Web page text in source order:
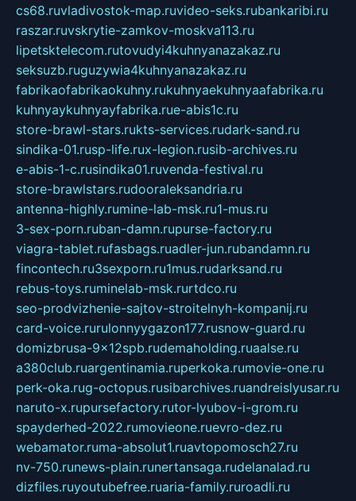
cs68.ruvladivostok-map.ruvideo-seks.rubankaribi.ru
raszar.ruvskrytie-zamkov-moskva113.ru
lipetsktelecom.rutovudyi4kuhnyanazakaz.ru
seksuzb.ruguzywia4kuhnyanazakaz.ru
fabrikaofabrikaokuhny.rukuhnyaekuhnyaafabrika.ru
kuhnyaykuhnyayfabrika.rue-abis1c.ru
store-brawl-stars.rukts-services.rudark-sand.ru
sindika-01.rusp-life.rux-legion.rusib-archives.ru
e-abis-1-c.rusindika01.ruvenda-festival.ru
store-brawlstars.rudooraleksandria.ru
antenna-highly.rumine-lab-msk.ru1-mus.ru
3-sex-porn.ruban-damn.rupurse-factory.ru
viagra-tablet.rufasbags.ruadler-jun.rubandamn.ru
fincontech.ru3sexporn.ru1mus.rudarksand.ru
rebus-toys.ruminelab-msk.rurtdco.ru
seo-prodvizhenie-sajtov-stroitelnyh-kompanij.ru
card-voice.rurulonnyygazon177.rusnow-guard.ru
domizbrusa-9x12spb.rudemaholding.ruaalse.ru
a380club.ruargentinamia.ruperkoka.rumovie-one.ru
perk-oka.rug-octopus.rusibarchives.ruandreislyusar.ru
naruto-x.rupursefactory.rutor-lyubov-i-grom.ru
spayderhed-2022.rumovieone.ruevro-dez.ru
webamator.ruma-absolut1.ruavtopomosch27.ru
nv-750.runews-plain.runertansaga.rudelanalad.ru
dizfiles.ruyoutubefree.ruaria-family.ruroadli.ru